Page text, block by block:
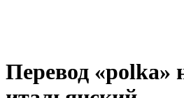
Перевод «polka»